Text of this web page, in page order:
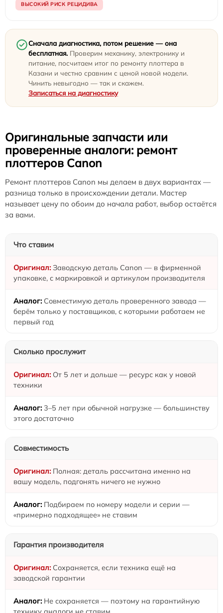
ВЫСОКИЙ РИСК РЕЦИДИВА
Сначала диагностика, потом решение — она
бесплатная. Проверим механику, электронику и
питание, посчитаем итог по ремонту плоттера в
Казани и честно сравним с ценой новой модели.
Чинить невыгодно — так и скажем.
Записаться на диагностику
Оригинальные запчасти или
проверенные аналоги: ремонт
плоттеров Canon
Ремонт плоттеров Canon мы делаем в двух вариантах —
разница только в происхождении детали. Мастер
называет цену по обоим до начала работ, выбор остаётся
за вами.
Что ставим
Заводскую деталь Canon — в фирменной
упаковке, с маркировкой и артикулом производителя
Совместимую деталь проверенного завода —
берём только у поставщиков, с которыми работаем не
первый год
Сколько прослужит
От 5 лет и дольше — ресурс как у новой
техники
3–5 лет при обычной нагрузке — большинству
этого достаточно
Совместимость
Полная: деталь рассчитана именно на
вашу модель, подгонять ничего не нужно
Подбираем по номеру модели и серии —
«примерно подходящее» не ставим
Гарантия производителя
Сохраняется, если техника ещё на
заводской гарантии
Не сохраняется — поэтому на гарантийную